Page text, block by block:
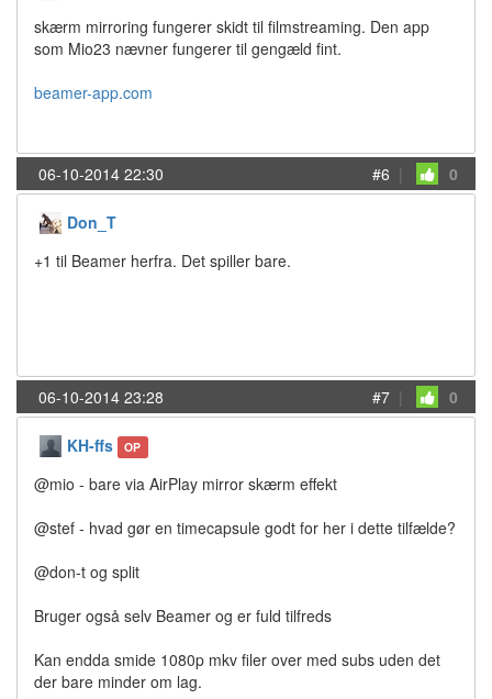
skærm mirroring fungerer skidt til filmstreaming. Den app
som Mio23 nævner fungerer til gengæld fint.
beamer-app.com
06-10-2014 22:30 #6 | 0
Don_T
+1 til Beamer herfra. Det spiller bare.
06-10-2014 23:28 #7 | 0
KH-ffs OP
@mio - bare via AirPlay mirror skærm effekt
@stef - hvad gør en timecapsule godt for her i dette tilfælde?
@don-t og split
Bruger også selv Beamer og er fuld tilfreds
Kan endda smide 1080p mkv filer over med subs uden det
der bare minder om lag.